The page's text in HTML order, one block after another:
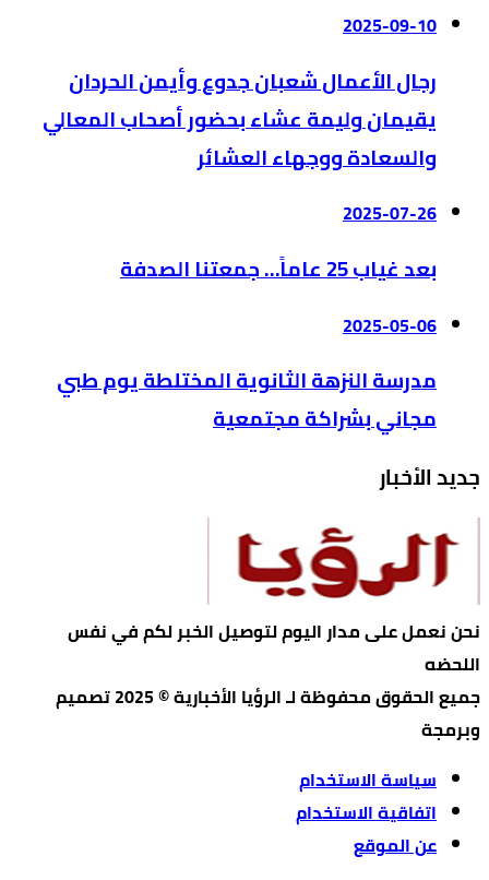
2025-09-10
رجال الأعمال شعبان جدوع وأيمن الحردان
يقيمان وليمة عشاء بحضور أصحاب المعالي
والسعادة ووجهاء العشائر
2025-07-26
بعد غياب 25 عاماً… جمعتنا الصدفة
2025-05-06
مدرسة النزهة الثانوية المختلطة يوم طبي
مجاني بشراكة مجتمعية
جديد الأخبار
نحن نعمل على مدار اليوم لتوصيل الخبر لكم في نفس
اللحضه
جميع الحقوق محفوظة لـ الرؤيا الأخبارية © 2025 تصميم
وبرمجة
سياسة الاستخدام
اتفاقية الاستخدام
عن الموقع